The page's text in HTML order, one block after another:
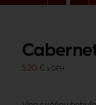
5.20 € s DPH